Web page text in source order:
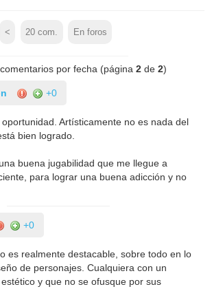
< 20 com. En foros
por fecha (página 2de 2)
+0
Artísticamente no es nada del
bien logrado.
buena jugabilidad que me llegue a
para lograr una buena adicción y no
+0
es realmente destacable, sobre todo en lo
de personajes. Cualquiera con un
y que no se ofusque por sus